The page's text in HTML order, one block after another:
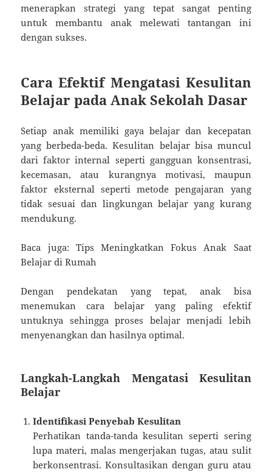
menerapkan strategi yang tepat sangat penting
untuk membantu anak melewati tantangan ini
dengan sukses.
Cara Efektif Mengatasi Kesulitan
Belajar pada Anak Sekolah Dasar
Setiap anak memiliki gaya belajar dan kecepatan
yang berbeda-beda. Kesulitan belajar bisa muncul
dari faktor internal seperti gangguan konsentrasi,
kecemasan, atau kurangnya motivasi, maupun
faktor eksternal seperti metode pengajaran yang
tidak sesuai dan lingkungan belajar yang kurang
mendukung.
Baca juga: Tips Meningkatkan Fokus Anak Saat
Belajar di Rumah
Dengan pendekatan yang tepat, anak bisa
menemukan cara belajar yang paling efektif
untuknya sehingga proses belajar menjadi lebih
menyenangkan dan hasilnya optimal.
Langkah-Langkah Mengatasi Kesulitan
Belajar
Identifikasi Penyebab Kesulitan
Perhatikan tanda-tanda kesulitan seperti sering
lupa materi, malas mengerjakan tugas, atau sulit
berkonsentrasi. Konsultasikan dengan guru atau